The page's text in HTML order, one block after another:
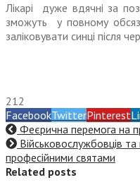
Лікарі дуже вдячні за
зможуть у повному
заліковувати синці після
212
FacebookTwitterPinterest
Феєрична перемога на
Військовослужбовців
професійними святами
Related posts